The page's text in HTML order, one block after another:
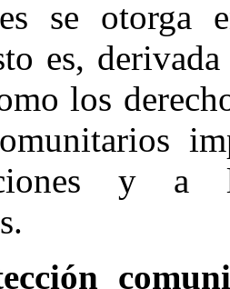
se otorga
es,
los
y a